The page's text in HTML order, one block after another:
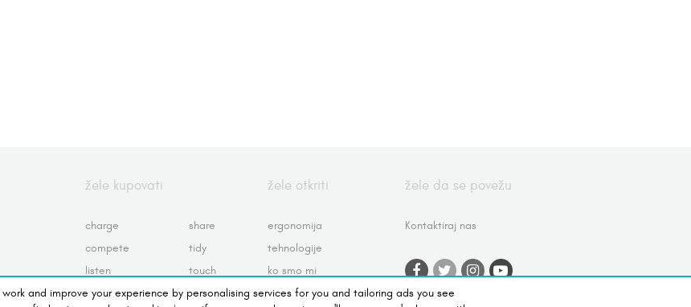
and improve your experience by personalising services for you and tailoring ads you see
žele kupovati
charge
compete
listen
preserve
share
tidy
touch
view
žele otkriti
ergonomija
tehnologije
ko smo mi
uslovi korištenja
žele da se povežu
Kontaktiraj nas